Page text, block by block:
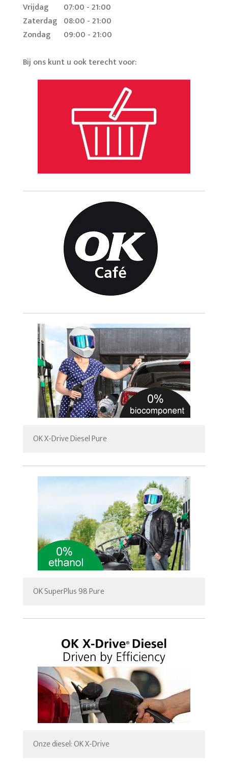
Vrijdag
07:00 - 21:00
Zaterdag 08:00 - 21:00
Zondag
09:00 - 21:00
Bij ons kunt u ook terecht voor:
OK X-Drive Diesel Pure
OK SuperPlus 98 Pure
Onze diesel: OK X-Drive